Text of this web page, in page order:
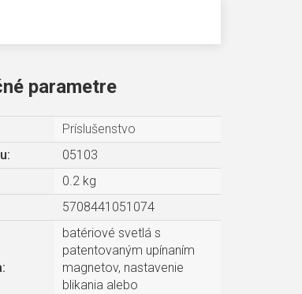
parametre
Príslušenstvo
05103
0.2 kg
5708441051074
:
batériové svetlá s
patentovaným upínaním
magnetov, nastavenie
blikania alebo